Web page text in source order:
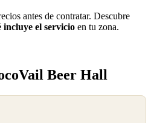
antes de contratar. Descubre
incluye el servicio en tu zona.
Beer Hall